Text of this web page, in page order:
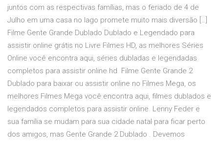
juntos com as respectivas famílias, mas o feriado de 4 de
Julho em uma casa no lago promete muito mais diversão […]
Filme Gente Grande Dublado Dublado e Legendado para
assistir online grátis no Livre Filmes HD, as melhores Séries
Online você encontra aqui, séries dubladas e legendadas
completos para assistir online hd. Filme Gente Grande 2
Dublado para baixar ou assistir online no Filmes Mega, os
melhores Filmes Mega você encontra aqui, filmes dublados e
legendados completos para assistir online. Lenny Feder e
sua família se mudam para sua cidade natal para ficar perto
dos amigos, mas Gente Grande 2 Dublado . Devemos